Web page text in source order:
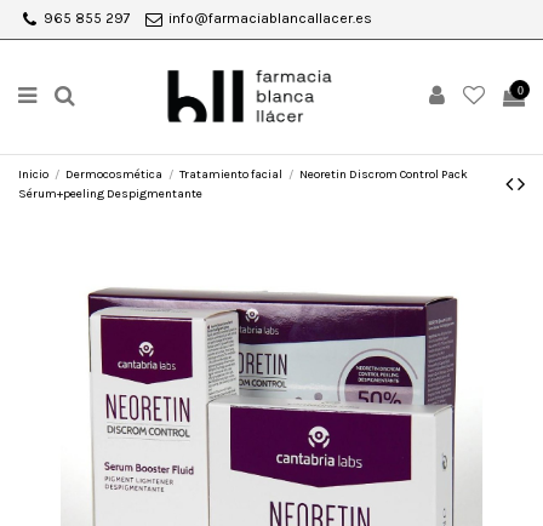
965 855 297 info@farmaciablancallacer.es
0
Inicio Dermocosmética Tratamiento facial
Neoretin Discrom Control Pack
Sérum+peeling Despigmentante